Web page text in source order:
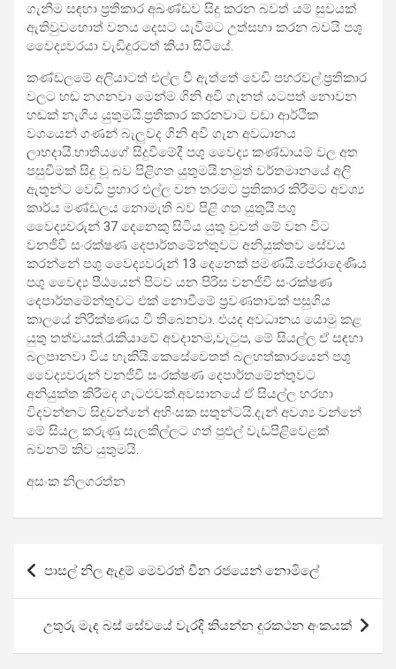
ගැනීම සඳහා ප්‍රතිකාර අඛණ්ඩව සිදු කරන බවත් යම් සුවයක්
ඇතිවුවහොත් වනය දෙසට යැවීමට උත්සහා කරන බවයි පශු
වෛද්‍යවරයා වැඩිදුරටත් කියා සිටියේ.
කණ්ඩලමේ අලියාටත් එල්ල වී ඇත්තේ වෙඩි පහරවල්.ප්‍රතිකාර
වලට හඬ නගනවා මෙන්ම ගිනි අවි ගැනත් යටපත් නොවන
හඬක් නැගිය යුතුමයි.ප්‍රතිකාර කරනවාට වඩා ආර්ථික
වශයෙන් ගණන් බැලුවද ගිනි අවි ගැන අවධානය
ලාභදායී.භාතියගේ සිදුවීමේදී පශු වෛද්‍ය කණ්ඩායම් වල අත
පසුවීමක් සිදු වූ බව පිළිගත යුතුමයි.නමුත් වර්තමානයේ අලි
ඇතුන්ට වෙඩි ප්‍රහාර එල්ල වන තරමට ප්‍රතිකාර කිරීමට අවශ්‍ය
කාර්ය මණ්ඩලය නොමැති බව පිළි ගත යුතුයි.පශු
වෛද්‍යවරුන් 37 දෙනෙකු සිටිය යුතු වුවත් මේ වන විට
වනජීවී සංරක්ෂණ දෙපාර්තමේන්තුවට අනියුක්තව සේවය
කරන්නේ පශු වෛද්‍යවරුන් 13 දෙනෙක් පමණයි.පේරාදෙණිය
පශු වෛද්‍ය පීඨයෙන් පිටව යන පිරිස වනජීවී සංරක්ෂණ
දෙපාර්තමේන්තුවට එක් නොවීමේ ප්‍රවණතාවක් පසුගිය
කාලයේ නිරීක්ෂණය වී තිබෙනවා. එයද අවධානය යොමු කළ
යුතු තත්වයක්.රැකියාවේ අවදානම,වැටුප, මේ සියල්ල ඒ සඳහා
බලපානවා විය හැකියි.කෙසේවෙතත් බලහත්කාරයෙන් පශු
වෛද්‍යවරුන් වනජීවී සංරක්ෂණ දෙපාර්තමේන්තුවට
අනියුක්ත කිරීමද ගැටළුවක්.අවසානයේ ඒ සියල්ල හරහා
විදවන්නට සිදුවන්නේ අහිංසක සතුන්ටයි.දැන් අවශ්‍ය වන්නේ
මේ සියලු කරුණු සැලකිල්ලට ගත් පුළුල් වැඩපිළිවෙළක්
බවනම් කිව යුතුමයි.
අසංක නිලගරත්න
Post
navigation
පාසල් නිල ඇදුම් මෙවරත් චීන රජයෙන් නොමිලේ
උතුරු මැද බස් සේවයේ වැරදි කියන්න දුරකථන අංකයක්